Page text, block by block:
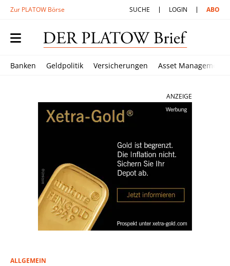
Zur PLATOW Börse SUCHE LOGIN ABO
Banken Geldpolitik Versicherungen Asset Management
ANZEIGE
ALLGEMEIN